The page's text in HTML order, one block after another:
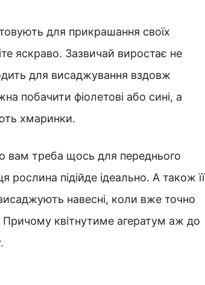
для прикрашання своїх
яскраво. Зазвичай виростає не
для висаджування вздовж
побачити фіолетові або сині, а
хмаринки.
вам треба щось для переднього
підійде ідеально. А також її
навесні, коли вже точно
Причому квітнутиме агератум аж до